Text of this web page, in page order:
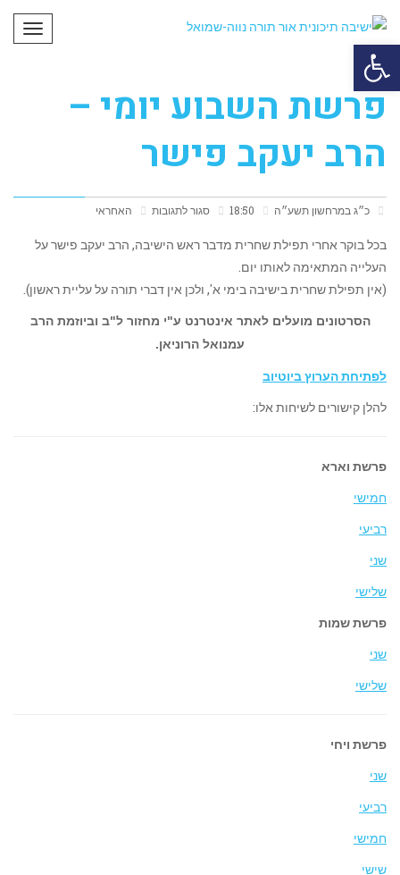
פתח סרגל נגישות
פרשת השבוע יומי –
הרב יעקב פישר
כ״ג במרחשון תשע״ה סגור לתגובות האחראי
בכל בוקר אחרי תפילת שחרית מדבר ראש הישיבה, הרב יעקב פישר על
העלייה המתאימה לאותו יום.
(אין תפילת שחרית בישיבה בימי א', ולכן אין דברי תורה על עליית ראשון).
הסרטונים מועלים לאתר אינטרנט ע"י מחזור ל"ב וביוזמת הרב
עמנואל הרוניאן.
לפתיחת הערוץ ביוטיוב
להלן קישורים לשיחות אלו:
פרשת וארא
חמישי
רביעי
שני
שלישי
פרשת שמות
שני
שלישי
פרשת ויחי
שני
רביעי
חמישי
שישי